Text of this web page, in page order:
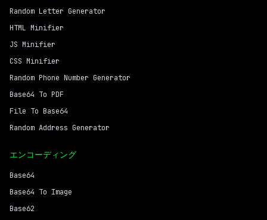
Random Letter Generator
HTML Minifier
JS Minifier
CSS Minifier
Random Phone Number Generator
Base64 To PDF
File To Base64
Random Address Generator
エンコーディング
Base64
Base64 To Image
Base62